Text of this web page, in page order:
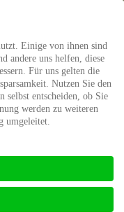
Einige von ihnen sind
andere uns helfen, diese
Für uns gelten die
Nutzen Sie den
entscheiden, ob Sie
werden zu weiteren
umgeleitet.